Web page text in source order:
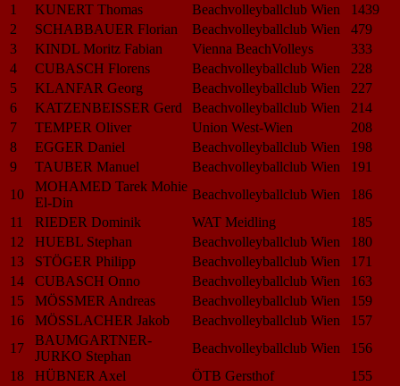
1
KUNERT Thomas Beachvolleyballclub Wien
1439
2
SCHABBAUER Florian Beachvolleyballclub Wien
479
3
KINDL Moritz Fabian Vienna BeachVolleys
333
4
CUBASCH Florens Beachvolleyballclub Wien
228
5
KLANFAR Georg Beachvolleyballclub Wien
227
6
KATZENBEISSER Gerd Beachvolleyballclub Wien
214
7
TEMPER Oliver Union West-Wien
208
8
EGGER Daniel Beachvolleyballclub Wien
198
9
TAUBER Manuel Beachvolleyballclub Wien
191
10
MOHAMED Tarek Mohie
El-Din
Beachvolleyballclub Wien
186
11
RIEDER Dominik WAT Meidling
185
12
HUEBL Stephan Beachvolleyballclub Wien
180
13
STÖGER Philipp Beachvolleyballclub Wien
171
14
CUBASCH Onno Beachvolleyballclub Wien
163
15
MÖSSMER Andreas Beachvolleyballclub Wien
159
16
MÖSSLACHER Jakob Beachvolleyballclub Wien
157
17
BAUMGARTNER-
JURKO Stephan
Beachvolleyballclub Wien
156
18
HÜBNER Axel ÖTB Gersthof
155